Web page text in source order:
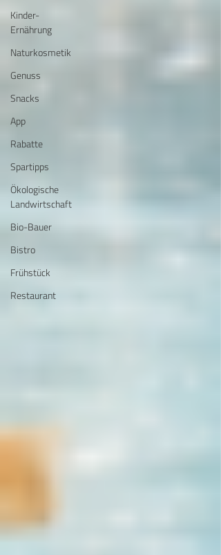
Kinder-
Ernährung
Naturkosmetik
Genuss
Snacks
App
Rabatte
Spartipps
Ökologische
Landwirtschaft
Bio-Bauer
Bistro
Frühstück
Restaurant